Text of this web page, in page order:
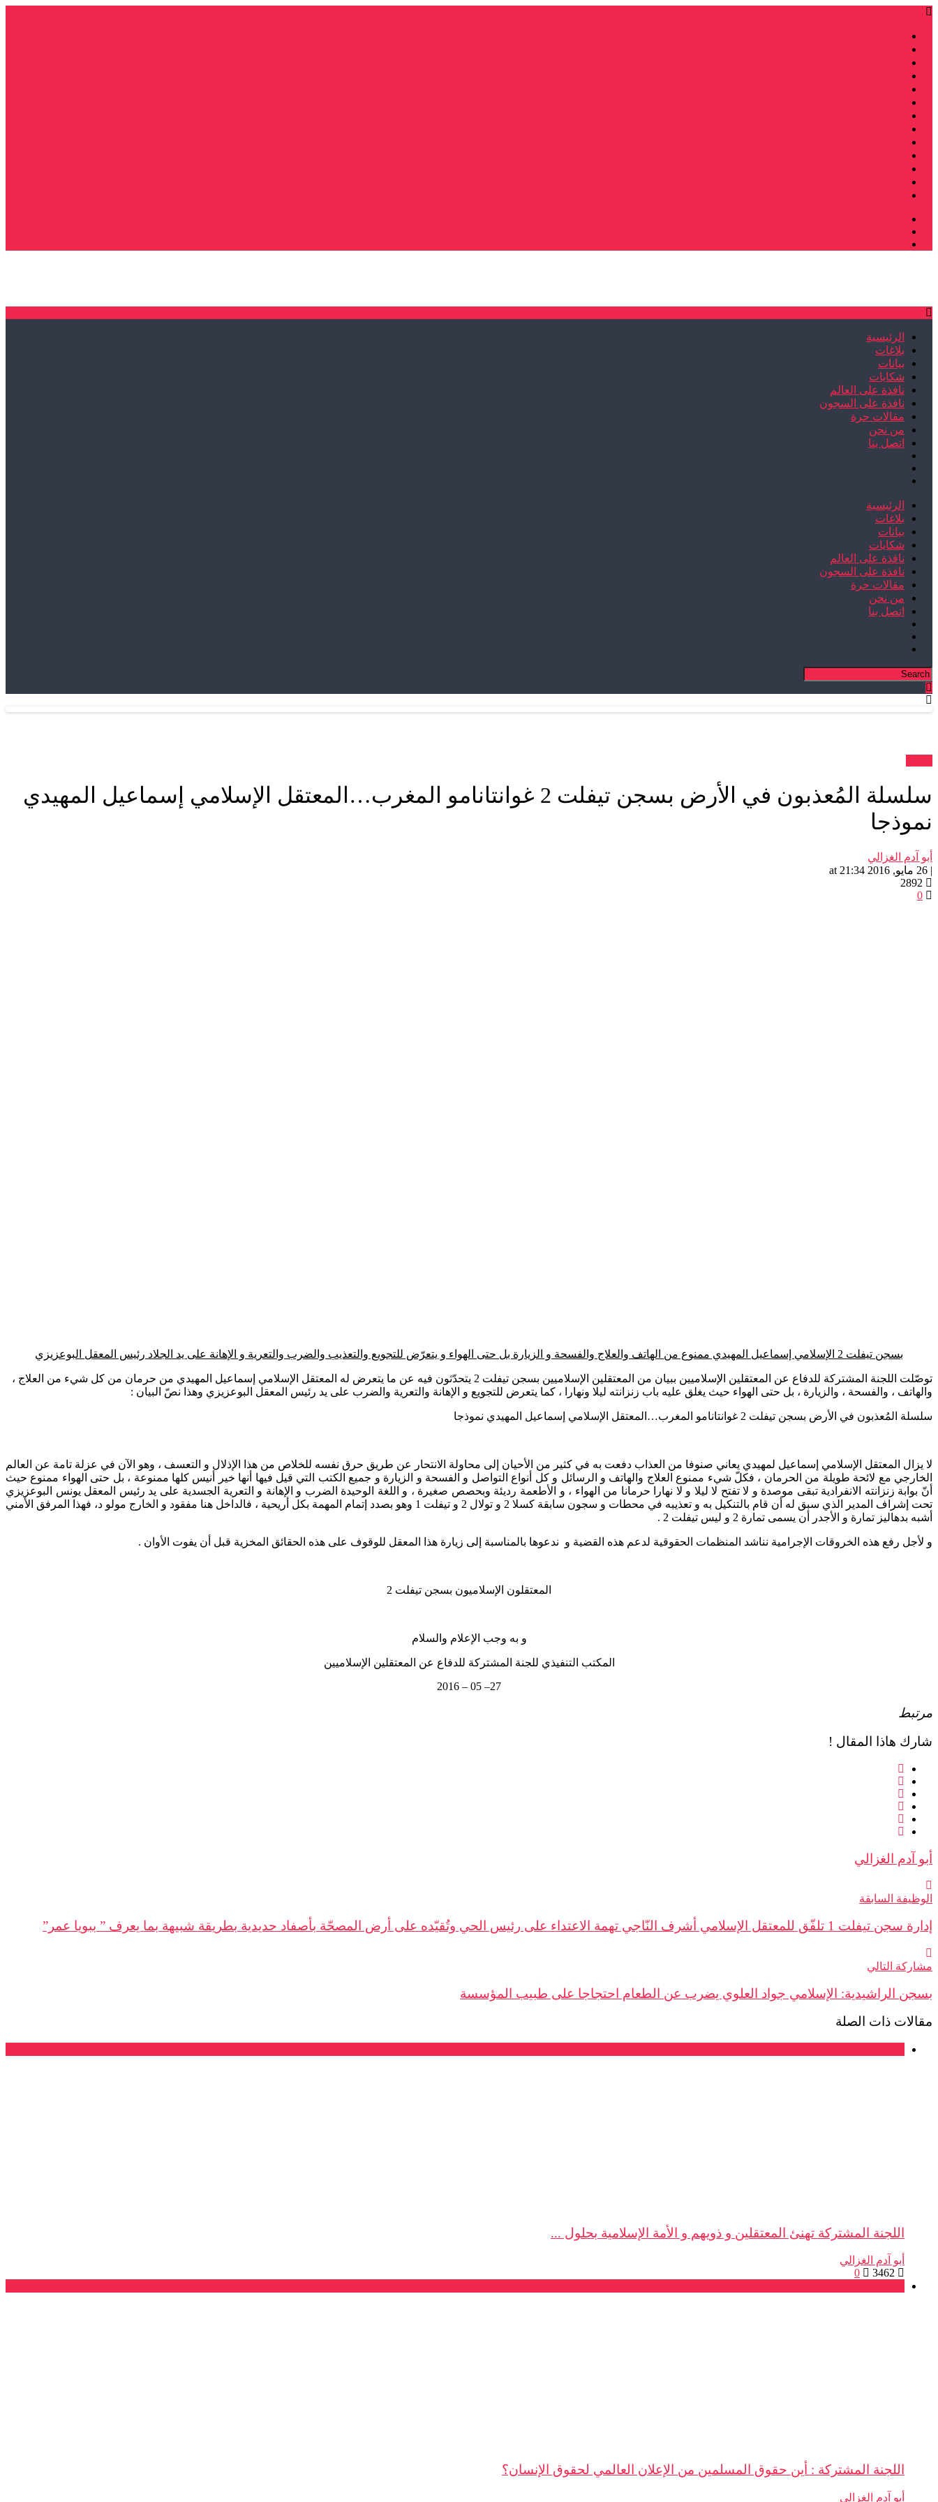
الرئيسية
بلاغات
بيانات
شكايات
نافذة على العالم
نافذة على السجون
مقالات حرة
من نحن
اتصل بنا
الرئيسية
بلاغات
بيانات
شكايات
نافذة على العالم
نافذة على السجون
مقالات حرة
من نحن
اتصل بنا
سلسلة المُعذبون في الأرض بسجن تيفلت 2 غوانتانامو المغرب…المعتقل الإسلامي إسماعيل المهيدي
نموذجا
أبو آدم الغزالي
| 26 مايو, 2016 at 21:34
0
بسجن تيفلت 2 الإسلامي إسماعيل المهيدي ممنوع من الهاتف والعلاج والفسحة و الزيارة بل حتى الهواء و يتعرّض للتجويع والتعذيب والضرب والتعرية و الإهانة على يد الجلاد رئيس المعقل البوعزيزي
توصّلت اللجنة المشتركة للدفاع عن المعتقلين الإسلاميين ببيان من المعتقلين الإسلاميين بسجن تيفلت 2 يتحدّثون فيه عن ما يتعرض له المعتقل الإسلامي إسماعيل المهيدي من حرمان من كل شيء من العلاج ،
والهاتف ، والفسحة ، والزيارة ، بل حتى الهواء حيث يغلق عليه باب زنزانته ليلا ونهارا ، كما يتعرض للتجويع و الإهانة والتعرية والضرب على يد رئيس المعقل البوعزيزي وهذا نصّ البيان :
سلسلة المُعذبون في الأرض بسجن تيفلت 2 غوانتانامو المغرب…المعتقل الإسلامي إسماعيل المهيدي نموذجا
لا يزال المعتقل الإسلامي سماعيل لمهيدي يعاني صنوفا من العذاب دفعت به في كثير من الأحيان إلى محاولة الانتحار عن طريق حرق نفسه للخلاص من هذا الإذلال و التعسف ، وهو الآن في عزلة تامة عن العالم
الخارجي مع لائحة طويلة من الحرمان ، فكلّ شيء ممنوع العلاج والهاتف و الرسائل و كل أنواع التواصل و الفسحة و الزيارة و جميع الكتب التي قيل فيها أنها خير أنيس كلها ممنوعة ، بل حتى الهواء ممنوع حيث
أنّ بوابة زنزانته الانفرادية تبقى موصدة و لا تفتح لا ليلا و لا نهارا حرمانا من الهواء ، و الأطعمة رديئة وبحصص صغيرة ، و اللغة الوحيدة الضرب و الإهانة و التعرية الجسدية على يد رئيس المعقل يونس البوعزيزي
تحت إشراف المدير الذي سبق له أن قام بالتنكيل به و تعذيبه في محطات و سجون سابقة كسلا 2 و تولال 2 و تيفلت 1 وهو بصدد إتمام المهمة بكل أريحية ، فالداخل هنا مفقود و الخارج مولو د، فهذا المرفق الأمني
أشبه بدهاليز تمارة و الأجدر أن يسمى تمارة 2 و ليس تيفلت 2 .
و لأجل رفع هذه الخروقات الإجرامية نناشد المنظمات الحقوقية لدعم هذه القضية و ندعوها بالمناسبة إلى زيارة هذا المعقل للوقوف على هذه الحقائق المخزية قبل أن يفوت الأوان .
المعتقلون الإسلاميون بسجن تيفلت 2
و به وجب الإعلام والسلام
المكتب التنفيذي للجنة المشتركة للدفاع عن المعتقلين الإسلاميين
27
– 05 – 2016
مرتبط
شارك هاذا المقال !
أبو آدم الغزالي
الوظيفة السابقة
إدارة سجن تيفلت 1 تلفّق للمعتقل الإسلامي أشرف النّاجي تهمة الاعتداء على رئيس الحي وتُقيّده على أرض المصحّة بأصفاد حديدية بطريقة شبيهة بما يعرف ” ببويا عمر”
مشاركة التالي
بسجن الراشيدية: الإسلامي جواد العلوي يضرب عن الطعام احتجاجا على طبيب المؤسسة
مقالات ذات الصلة
اللجنة المشتركة تهنئ المعتقلين و ذويهم و الأمة الإسلامية بحلول ...
أبو آدم الغزالي
0
اللجنة المشتركة : أين حقوق المسلمين من الإعلان العالمي لحقوق الإنسان؟
أبو آدم الغزالي